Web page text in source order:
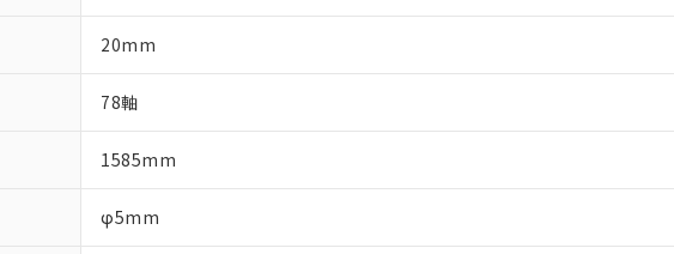
20mm
78軸
1585mm
φ5mm